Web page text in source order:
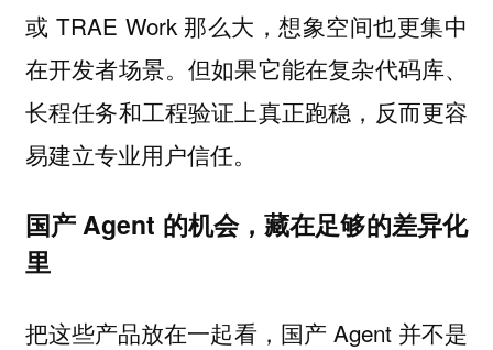
或 TRAE Work 那么大，想象空间也更集中
在开发者场景。但如果它能在复杂代码库、
长程任务和工程验证上真正跑稳，反而更容
易建立专业用户信任。
国产 Agent 的机会，藏在足够的差异化
里
把这些产品放在一起看，国产 Agent 并不是